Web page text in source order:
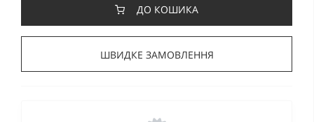
ДО КОШИКА
ШВИДКЕ ЗАМОВЛЕННЯ